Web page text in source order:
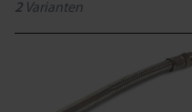
2 Varianten